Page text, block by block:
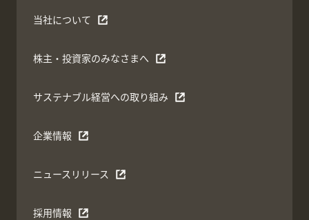
当社について
株主・投資家のみなさまへ
サステナブル経営への取り組み
企業情報
ニュースリリース
採用情報